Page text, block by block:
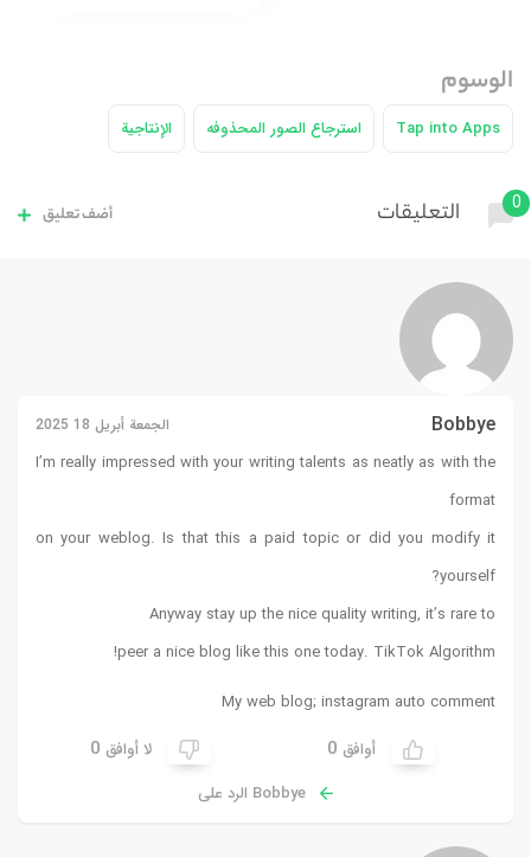
الوسوم
Tap into Apps استرجاع الصور المحذوفه الإنتاجية
0 التعليقات أضف تعليق
Bobbye الجمعة أبريل 18 2025
I’m really impressed with your writing talents as neatly as with the
format
on your weblog. Is that this a paid topic or did you modify it
yourself?
Anyway stay up the nice quality writing, it’s rare to
peer a nice blog like this one today. TikTok Algorithm
!
My web blog; instagram auto comment
أوافق 0 لا أوافق 0
Bobbye الرد على